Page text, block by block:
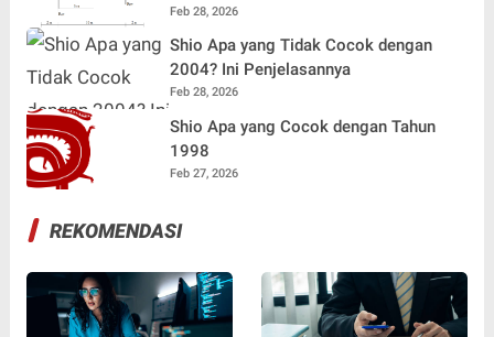
Terlengkap
Feb 28, 2026
Shio Apa yang Tidak Cocok dengan
2004? Ini Penjelasannya
Feb 28, 2026
Shio Apa yang Cocok dengan Tahun
1998
Feb 27, 2026
REKOMENDASI